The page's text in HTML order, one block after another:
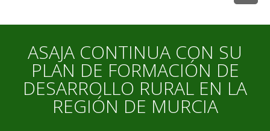
ASAJA CONTINUA CON SU
PLAN DE FORMACIÓN DE
DESARROLLO RURAL EN LA
REGIÓN DE MURCIA